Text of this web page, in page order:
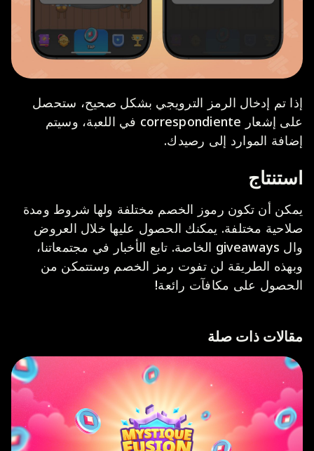
إذا تم إدخال الرمز الترويجي بشكل صحيح، ستحصل
على إشعار correspondiente في اللعبة، وسيتم
إضافة الموارد إلى رصيدك.
استنتاج
يمكن أن تكون رموز الخصم مختلفة ولها شروط ومدة
صلاحية مختلفة. يمكنك الحصول عليها خلال العروض
وال giveaways الخاصة. تابع الأخبار في مجتمعاتنا،
وبهذه الطريقة لن تفوت رمز الخصم وستتمكن من
الحصول على مكافآت رائعة!
مقالات ذات صلة